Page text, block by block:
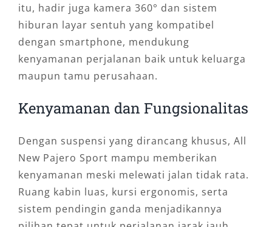
itu, hadir juga kamera 360° dan sistem
hiburan layar sentuh yang kompatibel
dengan smartphone, mendukung
kenyamanan perjalanan baik untuk keluarga
maupun tamu perusahaan.
Kenyamanan dan Fungsionalitas
Dengan suspensi yang dirancang khusus, All
New Pajero Sport mampu memberikan
kenyamanan meski melewati jalan tidak rata.
Ruang kabin luas, kursi ergonomis, serta
sistem pendingin ganda menjadikannya